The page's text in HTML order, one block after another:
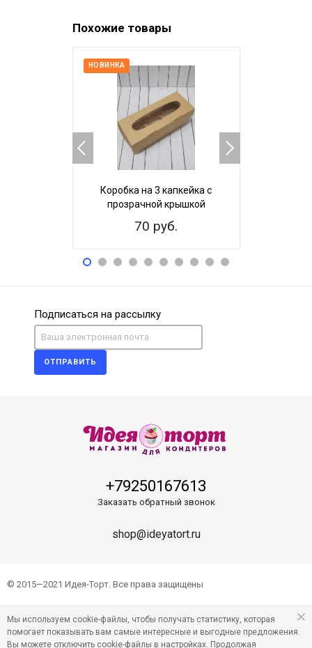
Похожие товары
НОВИНКА
Коробка на 3 капкейка с
прозрачной крышкой
70 руб.
Подписаться на рассылку
ОТПРАВИТЬ
+79250167613
Заказать обратный звонок
shop@ideyatort.ru
© 2015—2021 Идея-Торт. Все права защищены
Мы используем cookie-файлы, чтобы получать статистику, которая
помогает показывать вам самые интересные и выгодные предложения.
Вы можете отключить cookie-файлы в настройках. Продолжая